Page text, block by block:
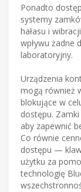
Ponadto
systemy
hałasu i
wpływu żadne
laboratoryjny.
Urządzenia
mogą również
blokujące w
dostępu.
aby zapewnić
Co równie
dostępu —
użytku za
technologię